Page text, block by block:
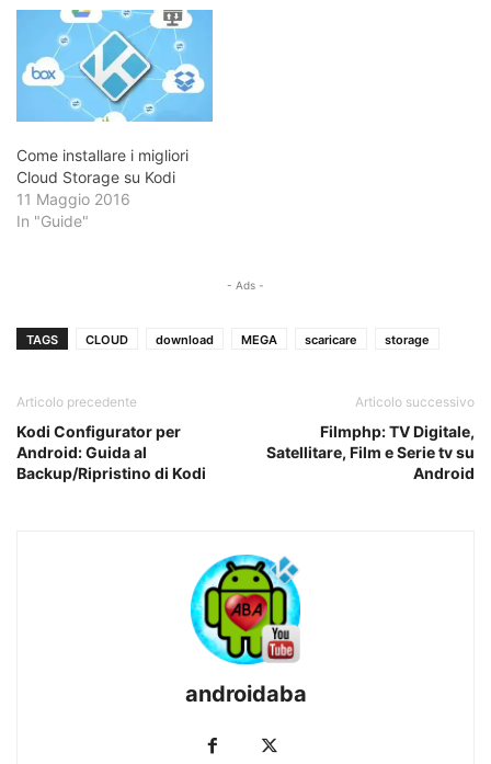
Come installare i migliori
Cloud Storage su Kodi
11 Maggio 2016
In "Guide"
- Ads -
TAGS CLOUD download MEGA scaricare storage
Articolo precedente
Kodi Configurator per
Android: Guida al
Backup/Ripristino di Kodi
Articolo successivo
Filmphp: TV Digitale,
Satellitare, Film e Serie tv su
Android
androidaba